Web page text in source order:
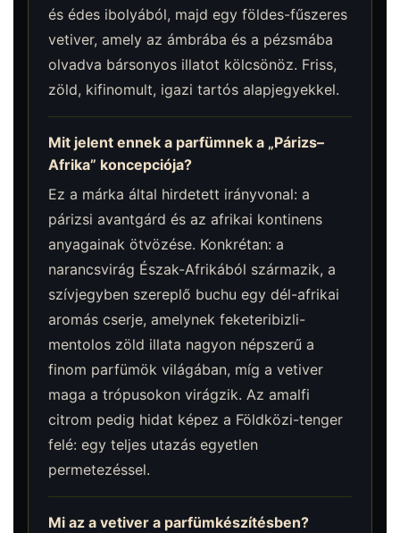
és édes ibolyából, majd egy földes-fűszeres
vetiver, amely az ámbrába és a pézsmába
olvadva bársonyos illatot kölcsönöz. Friss,
zöld, kifinomult, igazi tartós alapjegyekkel.
Mit jelent ennek a parfümnek a „Párizs–
Afrika” koncepciója?
Ez a márka által hirdetett irányvonal: a
párizsi avantgárd és az afrikai kontinens
anyagainak ötvözése. Konkrétan: a
narancsvirág Észak-Afrikából származik, a
szívjegyben szereplő buchu egy dél-afrikai
aromás cserje, amelynek feketeribizli-
mentolos zöld illata nagyon népszerű a
finom parfümök világában, míg a vetiver
maga a trópusokon virágzik. Az amalfi
citrom pedig hidat képez a Földközi-tenger
felé: egy teljes utazás egyetlen
permetezéssel.
Mi az a vetiver a parfümkészítésben?